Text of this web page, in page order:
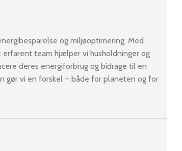
og miljøoptimering. Med
team hjælper vi husholdninger og
deres energiforbrug og bidrage til en
gør vi en forskel – både for planeten og for